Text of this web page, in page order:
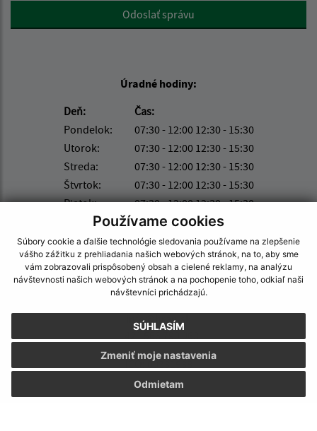
Používame cookies
Súbory cookie a ďalšie technológie sledovania používame na zlepšenie
vášho zážitku z prehliadania našich webových stránok, na to, aby sme
vám zobrazovali prispôsobený obsah a cielené reklamy, na analýzu
návštevnosti našich webových stránok a na pochopenie toho, odkiaľ naši
návštevníci prichádzajú.
SÚHLASÍM
Odmietam
Zmeniť moje nastavenia
Google reCaptcha ResponseOdoslať správu
Úradné hodiny:
Deň:
Čas:
Pondelok:
07:30 - 12:00 12:30 - 15:30
Utorok:
07:30 - 12:00 12:30 - 15:30
Streda:
07:30 - 12:00 12:30 - 15:30
Štvrtok:
07:30 - 12:00 12:30 - 15:30
Piatok:
07:30 - 12:00 12:30 - 15:30
Kontakt:
Obecný úrad Hraň
SNP 165/39
076 03 Hraň
info@hran.sk
+421 566 790 063
IČO: 00331538